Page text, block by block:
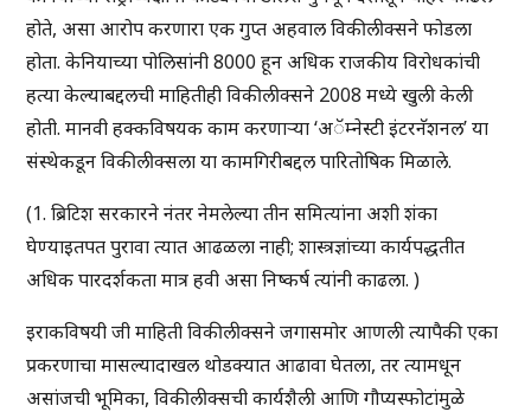
होते, असा आरोप करणारा एक गुप्त अहवाल विकीलीक्सने फोडला
होता. केनियाच्या पोलिसांनी 8000 हून अधिक राजकीय विरोधकांची
हत्या केल्याबद्दलची माहितीही विकीलीक्सने 2008 मध्ये खुली केली
होती. मानवी हक्कविषयक काम करणाऱ्या ‘अॅम्नेस्टी इंटरनॅशनल’ या
संस्थेकडून विकीलीक्सला या कामगिरीबद्दल पारितोषिक मिळाले.
(1. ब्रिटिश सरकारने नंतर नेमलेल्या तीन समित्यांना अशी शंका
घेण्याइतपत पुरावा त्यात आढळला नाही; शास्त्रज्ञांच्या कार्यपद्धतीत
अधिक पारदर्शकता मात्र हवी असा निष्कर्ष त्यांनी काढला. )
इराकविषयी जी माहिती विकीलीक्सने जगासमोर आणली त्यापैकी एका
प्रकरणाचा मासल्यादाखल थोडक्यात आढावा घेतला, तर त्यामधून
असांजची भूमिका, विकीलीक्सची कार्यशैली आणि गौप्यस्फोटांमुळे